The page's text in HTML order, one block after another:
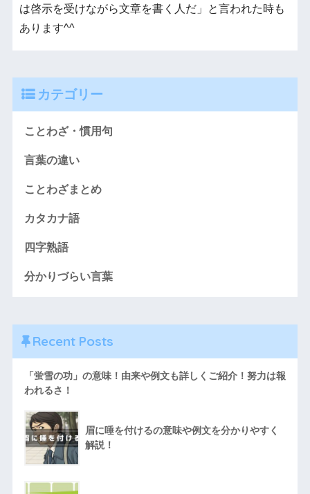
は啓示を受けながら文章を書く人だ」と言われた時も
あります^^
カテゴリー
ことわざ・慣用句
言葉の違い
ことわざまとめ
カタカナ語
四字熟語
分かりづらい言葉
Recent Posts
「蛍雪の功」の意味！由来や例文も詳しくご紹介！努力は報
われるさ！
眉に唾を付けるの意味や例文を分かりやすく
解説！